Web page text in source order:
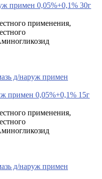
примен 0,05%+0,1% 30г
применения,
примен 0,05%+0,1% 15г
применения,